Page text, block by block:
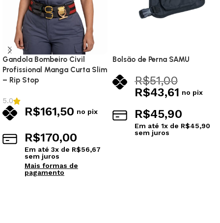
Gandola Bombeiro Civil
Profissional Manga Curta Slim
– Rip Stop
5.0
R$161,50 no pix
R$170,00
Em até 3x de R$56,67
sem juros
Mais formas de
pagamento
Bolsão de Perna SAMU
R$51,00
R$43,61 no pix
R$45,90
Em até 1x de R$45,90
sem juros